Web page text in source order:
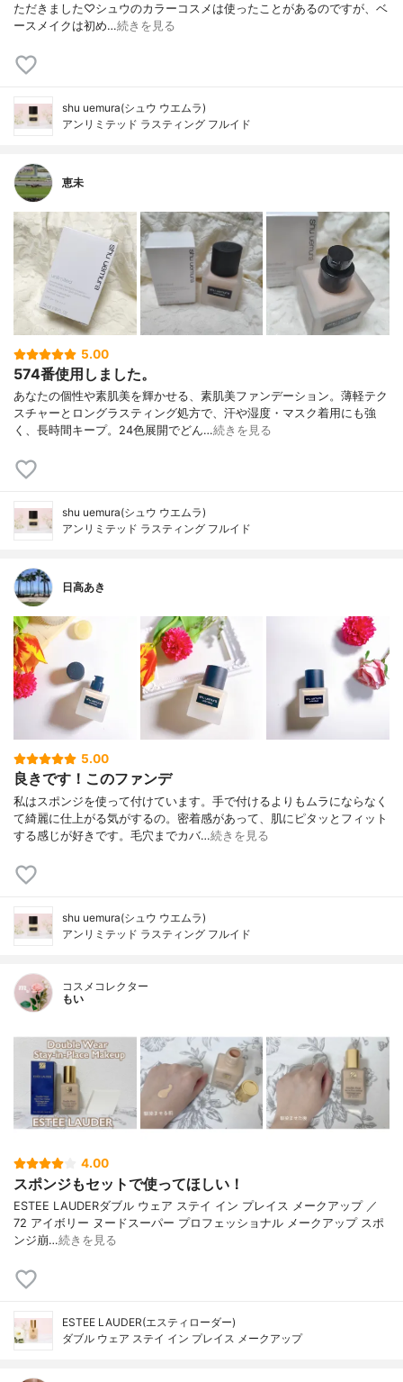
ただきました♡シュウのカラーコスメは使ったことがあるのですが、ベ
ースメイクは初め…続きを見る
shu uemura(シュウ ウエムラ)
アンリミテッド ラスティング フルイド
恵未
5.00
574番使用しました。
あなたの個性や素肌美を輝かせる、素肌美ファンデーション。薄軽テク
スチャーとロングラスティング処方で、汗や湿度・マスク着用にも強
く、長時間キープ。24色展開でどん…続きを見る
shu uemura(シュウ ウエムラ)
アンリミテッド ラスティング フルイド
日高あき
5.00
良きです！このファンデ
私はスポンジを使って付けています。手で付けるよりもムラにならなく
て綺麗に仕上がる気がするの。密着感があって、肌にピタッとフィット
する感じが好きです。毛穴までカバ…続きを見る
shu uemura(シュウ ウエムラ)
アンリミテッド ラスティング フルイド
コスメコレクター
もい
4.00
スポンジもセットで使ってほしい！
ESTEE LAUDERダブル ウェア ステイ イン プレイス メークアップ ／
72 アイボリー ヌードスーパー プロフェッショナル メークアップ スポ
ンジ崩…続きを見る
ESTEE LAUDER(エスティローダー)
ダブル ウェア ステイ イン プレイス メークアップ